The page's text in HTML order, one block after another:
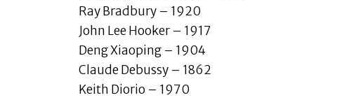
Ray Bradbury – 1920
John Lee Hooker – 1917
Deng Xiaoping – 1904
Claude Debussy – 1862
Keith Diorio – 1970